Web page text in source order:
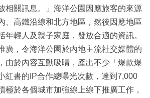
相關訊息。」海洋公園因應旅客的來源
、高鐵沿線和北方地區，然後因應地區
年輕人及親子家庭，發放合適的資訊。
廣，令海洋公園於內地主流社交媒體的
由於內容互動吸睛，產出不少「爆款爆
紅書的IP合作總曝光次數，達到7,000
極於各個城市加強線上線下推廣工作，